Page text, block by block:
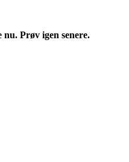
Prøv igen senere.